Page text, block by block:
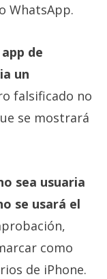
WhatsApp.
app de
un
falsificado no
se mostrará
sea usuaria
se usará el
como
de iPhone.